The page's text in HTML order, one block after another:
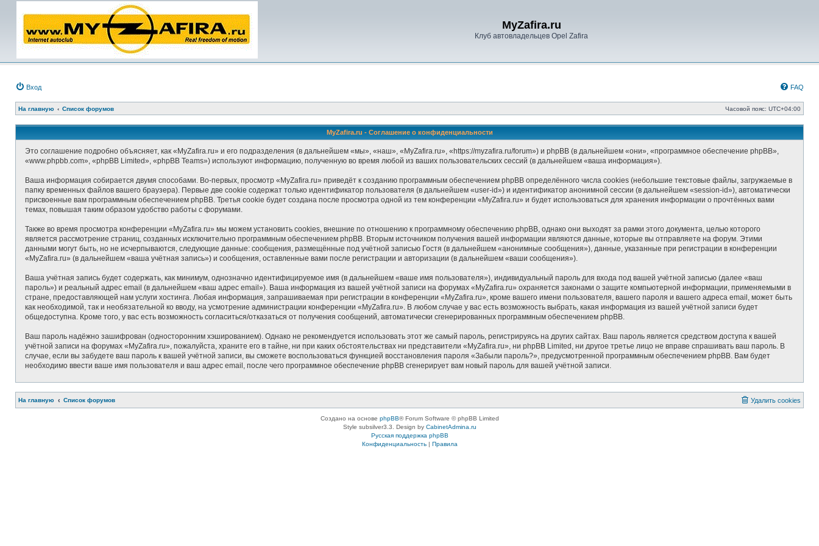
MyZafira.ru
Клуб автовладельцев Opel Zafira
Вход FAQ
На главную Список форумов Часовой пояс: UTC+04:00
MyZafira.ru - Соглашение о конфиденциальности
Это соглашение подробно объясняет, как «MyZafira.ru» и его подразделения (в дальнейшем «мы», «наш», «MyZafira.ru», «https://myzafira.ru/forum») и phpBB (в дальнейшем «они», «программное обеспечение phpBB»,
«www.phpbb.com», «phpBB Limited», «phpBB Teams») используют информацию, полученную во время любой из ваших пользовательских сессий (в дальнейшем «ваша информация»).
Ваша информация собирается двумя способами. Во-первых, просмотр «MyZafira.ru» приведёт к созданию программным обеспечением phpBB определённого числа cookies (небольшие текстовые файлы, загружаемые в
папку временных файлов вашего браузера). Первые две cookie содержат только идентификатор пользователя (в дальнейшем «user-id») и идентификатор анонимной сессии (в дальнейшем «session-id»), автоматически
присвоенные вам программным обеспечением phpBB. Третья cookie будет создана после просмотра одной из тем конференции «MyZafira.ru» и будет использоваться для хранения информации о прочтённых вами
темах, повышая таким образом удобство работы с форумами.
Также во время просмотра конференции «MyZafira.ru» мы можем установить cookies, внешние по отношению к программному обеспечению phpBB, однако они выходят за рамки этого документа, целью которого
является рассмотрение страниц, созданных исключительно программным обеспечением phpBB. Вторым источником получения вашей информации являются данные, которые вы отправляете на форум. Этими
данными могут быть, но не исчерпываются, следующие данные: сообщения, размещённые под учётной записью Гостя (в дальнейшем «анонимные сообщения»), данные, указанные при регистрации в конференции
«MyZafira.ru» (в дальнейшем «ваша учётная запись») и сообщения, оставленные вами после регистрации и авторизации (в дальнейшем «ваши сообщения»).
Ваша учётная запись будет содержать, как минимум, однозначно идентифицируемое имя (в дальнейшем «ваше имя пользователя»), индивидуальный пароль для входа под вашей учётной записью (далее «ваш
пароль») и реальный адрес email (в дальнейшем «ваш адрес email»). Ваша информация из вашей учётной записи на форумах «MyZafira.ru» охраняется законами о защите компьютерной информации, применяемыми в
стране, предоставляющей нам услуги хостинга. Любая информация, запрашиваемая при регистрации в конференции «MyZafira.ru», кроме вашего имени пользователя, вашего пароля и вашего адреса email, может быть
как необходимой, так и необязательной ко вводу, на усмотрение администрации конференции «MyZafira.ru». В любом случае у вас есть возможность выбрать, какая информация из вашей учётной записи будет
общедоступна. Кроме того, у вас есть возможность согласиться/отказаться от получения сообщений, автоматически сгенерированных программным обеспечением phpBB.
Ваш пароль надёжно зашифрован (односторонним хэшированием). Однако не рекомендуется использовать этот же самый пароль, регистрируясь на других сайтах. Ваш пароль является средством доступа к вашей
учётной записи на форумах «MyZafira.ru», пожалуйста, храните его в тайне, ни при каких обстоятельствах ни представители «MyZafira.ru», ни phpBB Limited, ни другое третье лицо не вправе спрашивать ваш пароль. В
случае, если вы забудете ваш пароль к вашей учётной записи, вы сможете воспользоваться функцией восстановления пароля «Забыли пароль?», предусмотренной программным обеспечением phpBB. Вам будет
необходимо ввести ваше имя пользователя и ваш адрес email, после чего программное обеспечение phpBB сгенерирует вам новый пароль для вашей учётной записи.
На главную Список форумов Удалить cookies
Создано на основе phpBB® Forum Software © phpBB Limited
Style subsilver3.3. Design by CabinetAdmina.ru
Русская поддержка phpBB
Конфиденциальность| Правила